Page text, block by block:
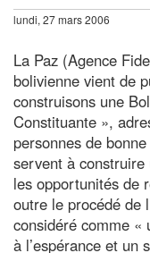
lundi, 27 mars 2006
La Paz (Agence
bolivienne vient de
construisons une
Constituante »,
personnes de
servent à
les opportunités de
outre le procédé de
considéré comme «
à l’espérance et un